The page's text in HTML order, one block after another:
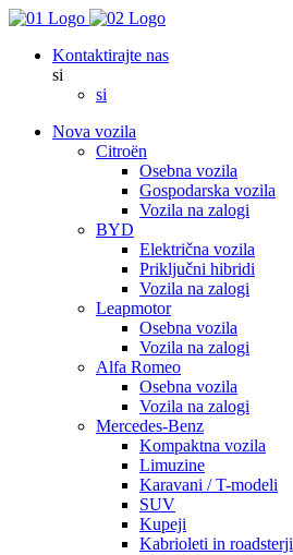
Kontaktirajte nas
si
si
Nova vozila
Citroën
Osebna vozila
Gospodarska vozila
Vozila na zalogi
BYD
Električna vozila
Priključni hibridi
Vozila na zalogi
Leapmotor
Osebna vozila
Vozila na zalogi
Alfa Romeo
Osebna vozila
Vozila na zalogi
Mercedes-Benz
Kompaktna vozila
Limuzine
Karavani / T-modeli
SUV
Kupeji
Kabrioleti in roadsterji